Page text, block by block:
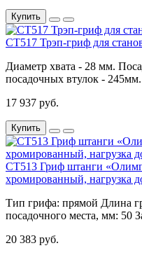
Купить
СТ517 Трэп-гриф для
Диаметр хвата - 28 мм.
посадочных втулок -
17 937 руб.
Купить
CT513 Гриф штанги
хромированный, нагрузка
Тип грифа: прямой Длина
посадочного места, мм: 50
20 383 руб.